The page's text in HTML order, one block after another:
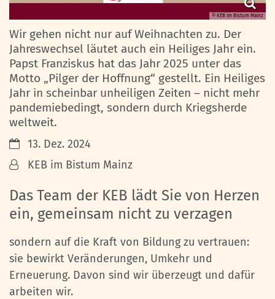
© KEB im Bistum Mainz
Wir gehen nicht nur auf Weihnachten zu. Der
Jahreswechsel läutet auch ein Heiliges Jahr ein.
Papst Franziskus hat das Jahr 2025 unter das
Motto „Pilger der Hoffnung“ gestellt. Ein Heiliges
Jahr in scheinbar unheiligen Zeiten – nicht mehr
pandemiebedingt, sondern durch Kriegsherde
weltweit.
Datum:13. Dez. 2024
Von:KEB im Bistum Mainz
Das Team der KEB lädt Sie von Herzen
ein, gemeinsam nicht zu verzagen
sondern auf die Kraft von Bildung zu vertrauen:
sie bewirkt Veränderungen, Umkehr und
Erneuerung. Davon sind wir überzeugt und dafür
arbeiten wir.